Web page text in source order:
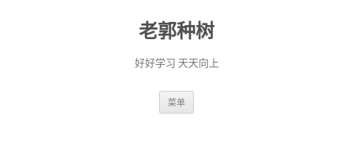
老郭种树
好好学习 天天向上
菜单